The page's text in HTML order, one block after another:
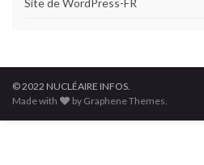
© 2022 NUCLÉAIRE INFOS.
Made with
by Graphene Themes.